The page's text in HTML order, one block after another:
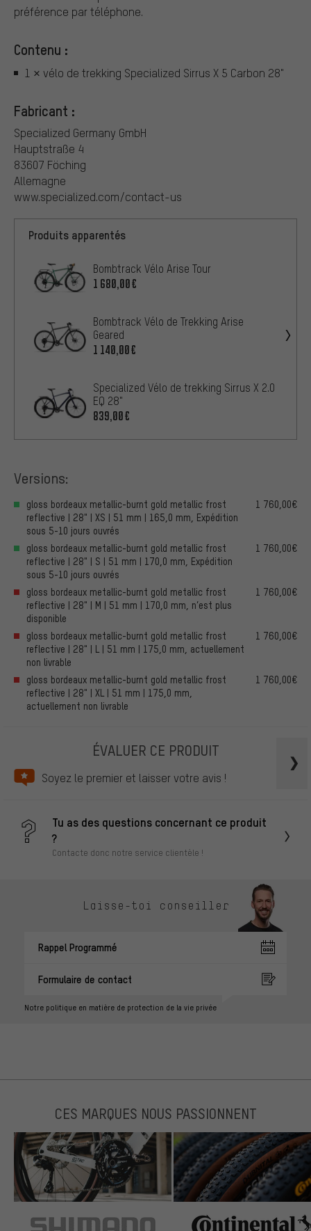
préférence par téléphone.
Contenu :
1 × vélo de trekking Specialized Sirrus X 5 Carbon 28"
Fabricant :
Specialized Germany GmbH
Hauptstraße 4
83607 Föching
Allemagne
www.specialized.com/contact-us
Produits apparentés
Bombtrack Vélo Arise Tour
1 680,00€
Bombtrack Vélo de Trekking Arise
Geared
1 140,00€
Specialized Vélo de trekking Sirrus X 2.0
EQ 28"
839,00€
Versions:
gloss bordeaux metallic-burnt gold metallic frost
reflective | 28" | XS | 51 mm | 165,0 mm, Expédition
sous 5-10 jours ouvrés
1 760,00€
gloss bordeaux metallic-burnt gold metallic frost
reflective | 28" | S | 51 mm | 170,0 mm, Expédition
sous 5-10 jours ouvrés
1 760,00€
gloss bordeaux metallic-burnt gold metallic frost
reflective | 28" | M | 51 mm | 170,0 mm, n’est plus
disponible
1 760,00€
gloss bordeaux metallic-burnt gold metallic frost
reflective | 28" | L | 51 mm | 175,0 mm, actuellement
non livrable
1 760,00€
gloss bordeaux metallic-burnt gold metallic frost
reflective | 28" | XL | 51 mm | 175,0 mm,
actuellement non livrable
1 760,00€
ÉVALUER CE PRODUIT
Soyez le premier et laisser votre avis !
Tu as des questions concernant ce produit
?
Contacte donc notre service clientèle !
Laisse-toi conseiller
Rappel Programmé
Formulaire de contact
Notre politique en matière de protection de la vie privée
CES MARQUES NOUS PASSIONNENT